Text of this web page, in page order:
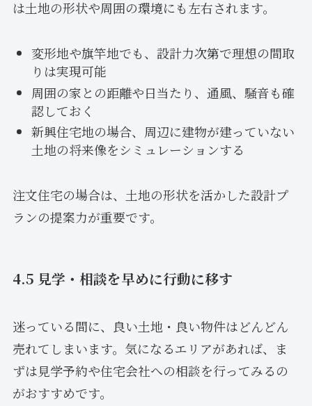
は土地の形状や周囲の環境にも左右されます。
変形地や旗竿地でも、設計力次第で理想の間取
りは実現可能
周囲の家との距離や日当たり、通風、騒音も確
認しておく
新興住宅地の場合、周辺に建物が建っていない
土地の将来像をシミュレーションする
注文住宅の場合は、土地の形状を活かした設計プ
ランの提案力が重要です。
4.5 見学・相談を早めに行動に移す
迷っている間に、良い土地・良い物件はどんどん
売れてしまいます。気になるエリアがあれば、ま
ずは見学予約や住宅会社への相談を行ってみるの
がおすすめです。